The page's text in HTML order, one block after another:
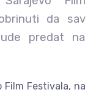
da sav
predat na
Film Festivala, na